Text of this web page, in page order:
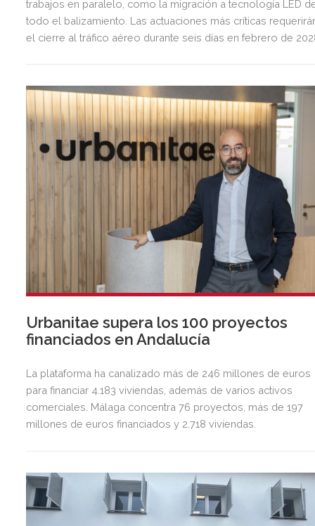
trabajos en paralelo, como la migración a tecnología LED
todo el balizamiento. Las actuaciones más críticas
el cierre al tráfico aéreo durante seis días en febrero de
Urbanitae supera los 100 proyectos
financiados en Andalucía
La plataforma ha canalizado más de 246 millones de euros
para financiar 4.183 viviendas, además de varios activos
comerciales. Málaga concentra 76 proyectos, más de 197
millones de euros financiados y 2.718 viviendas.